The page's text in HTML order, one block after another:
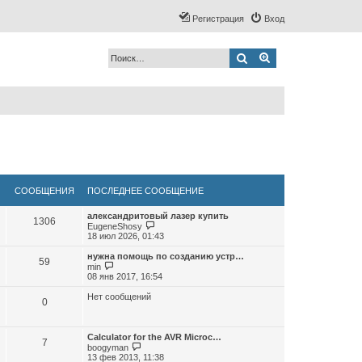
Вход
Регистрация
Поиск
СООБЩЕНИЯ ПОСЛЕДНЕЕ СООБЩЕНИЕ
1306
александритовый лазер купить
EugeneShosy
е
е
т
и
е
н
18 июл 2026, 01:43
59
нужна помощь по созданию устр…
min
е
е
п
о
08 янв 2017, 16:54
0 Нет сообщений
7
Calculator for the AVR Microc…
boogyman
е
13 фев 2013, 11:38